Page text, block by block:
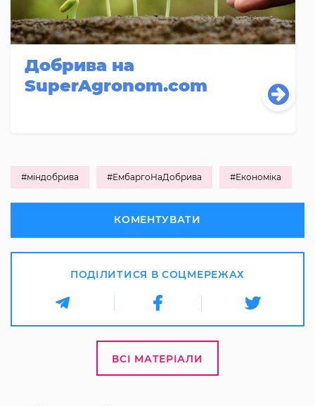
Добрива на
SuperAgronom.com
#міндобрива #ЕмбаргоНаДобрива #Економіка
КОМЕНТУВАТИ
ПОДІЛИТИСЯ В СОЦМЕРЕЖАХ
ВСІ МАТЕРІАЛИ